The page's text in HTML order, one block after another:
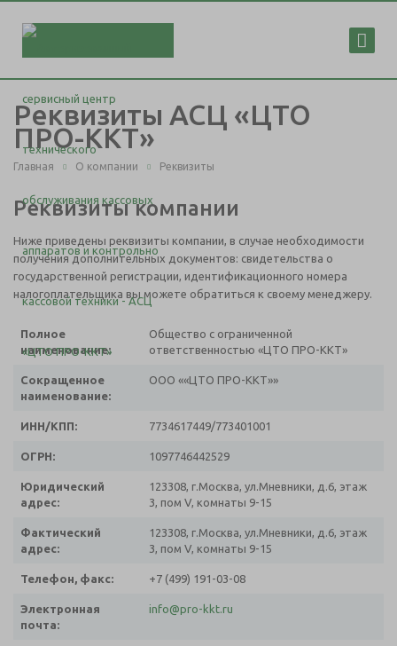
Реквизиты АСЦ «ЦТО
ПРО-ККТ»
Главная О компании Реквизиты
Реквизиты компании
Ниже приведены реквизиты компании, в случае необходимости
получения дополнительных документов: свидетельства о
государственной регистрации, идентификационного номера
налогоплательщика вы можете обратиться к своему менеджеру.
Полное
наименование:
Общество с ограниченной
ответственностью «ЦТО ПРО-ККТ»
Сокращенное
наименование:
ООО ««ЦТО ПРО-ККТ»»
ИНН/КПП: 7734617449/773401001
ОГРН: 1097746442529
Юридический
адрес:
123308, г.Москва, ул.Мневники, д.6, этаж
3, пом V, комнаты 9-15
Фактический
адрес:
123308, г.Москва, ул.Мневники, д.6, этаж
3, пом V, комнаты 9-15
Телефон, факс: +7 (499) 191-03-08
Электронная
почта:
info@pro-kkt.ru